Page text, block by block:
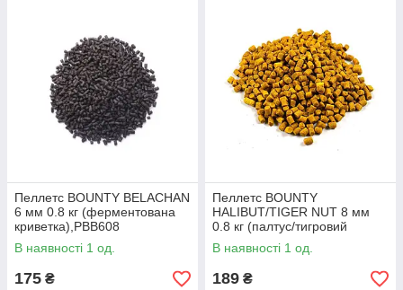
Пеллетс BOUNTY BELACHAN
6 мм 0.8 кг (ферментована
криветка),PBB608
В наявності 1 од.
175 ₴
Пеллетс BOUNTY
HALIBUT/TIGER NUT 8 мм
0.8 кг (палтус/тигровий
горіх),PBHT808
В наявності 1 од.
189 ₴